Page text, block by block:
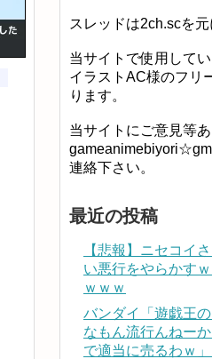
スレッドは2ch.scを元
当サイトで使用して
イラストAC様のフリ
ります。
当サイトにご意見等あ
連絡下さい。
最近の投稿
【悲報】ニセコイ
い悪行をやらかす
ｗｗｗ
バンダイ「遊戯王
なもん流行んねー
で適当に売るわｗ